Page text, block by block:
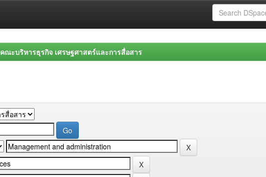
คณะบริหารธุรกิจ เศรษฐศาสตร์และการสื่อสาร